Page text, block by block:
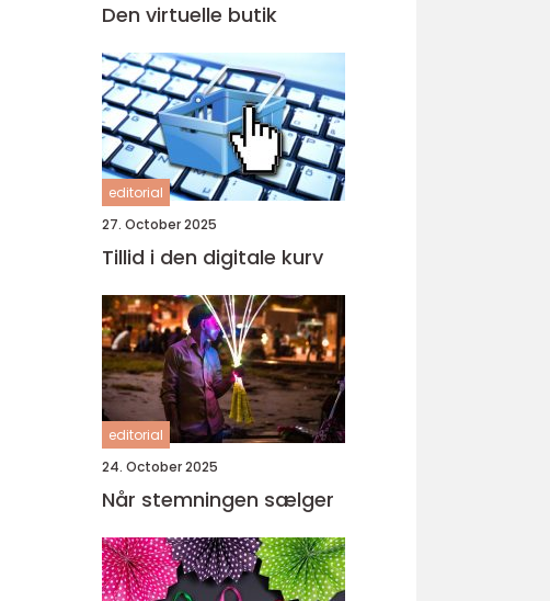
Den virtuelle butik
editorial
27. October 2025
Tillid i den digitale kurv
editorial
24. October 2025
Når stemningen sælger